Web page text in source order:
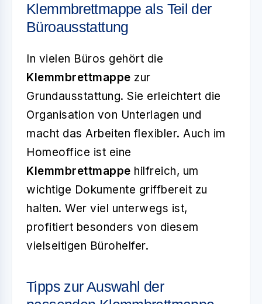
Klemmbrettmappe als Teil der
Büroausstattung
In vielen Büros gehört die
Klemmbrettmappe zur
Grundausstattung. Sie erleichtert die
Organisation von Unterlagen und
macht das Arbeiten flexibler. Auch im
Homeoffice ist eine
Klemmbrettmappe hilfreich, um
wichtige Dokumente griffbereit zu
halten. Wer viel unterwegs ist,
profitiert besonders von diesem
vielseitigen Bürohelfer.
Tipps zur Auswahl der